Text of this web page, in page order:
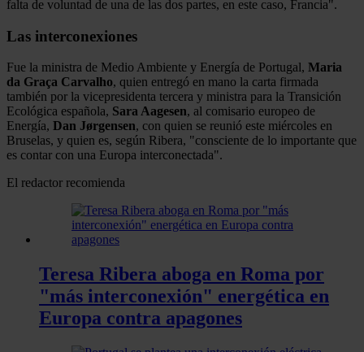
falta de voluntad de una de las dos partes, en este caso, Francia".
Las interconexiones
Fue la ministra de Medio Ambiente y Energía de Portugal, Maria
da Graça Carvalho, quien entregó en mano la carta firmada
también por la vicepresidenta tercera y ministra para la Transición
Ecológica española, Sara Aagesen, al comisario europeo de
Energía, Dan Jørgensen, con quien se reunió este miércoles en
Bruselas, y quien es, según Ribera, "consciente de lo importante que
es contar con una Europa interconectada".
El redactor recomienda
Teresa Ribera aboga en Roma por
"más interconexión" energética en
Europa contra apagones